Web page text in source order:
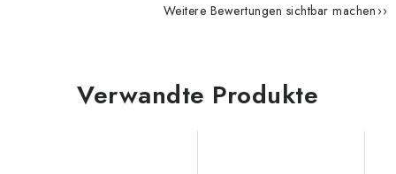
Weitere Bewertungen sichtbar machen
Verwandte Produkte